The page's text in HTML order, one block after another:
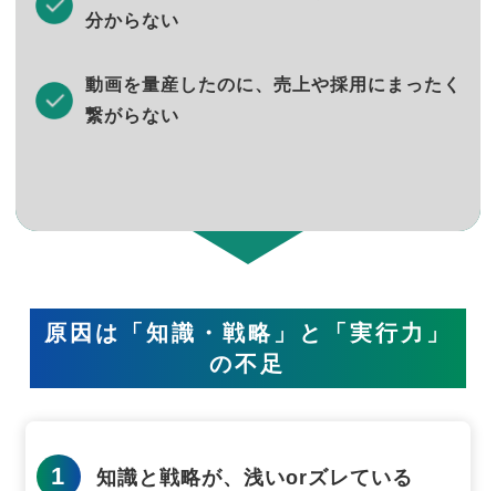
分からない
動画を量産したのに、売上や採用にまったく
繋がらない
原因は「知識・戦略」と「実行力」
の不足
1 知識と戦略が、浅いorズレている